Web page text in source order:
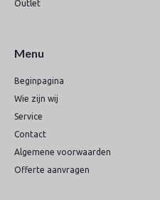
Outlet
Menu
Beginpagina
Wie zijn wij
Service
Contact
Algemene voorwaarden
Offerte aanvragen